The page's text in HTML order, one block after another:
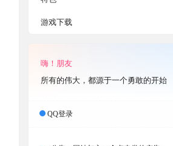
游戏下载
嗨！朋友
所有的伟大，都源于一个勇敢的开始
QQ登录